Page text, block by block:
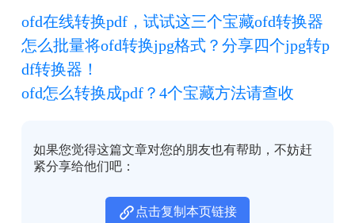
ofd在线转换pdf，试试这三个宝藏ofd转换器
怎么批量将ofd转换jpg格式？分享四个jpg转p
df转换器！
ofd怎么转换成pdf？4个宝藏方法请查收
如果您觉得这篇文章对您的朋友也有帮助，不妨赶
紧分享给他们吧：
点击复制本页链接